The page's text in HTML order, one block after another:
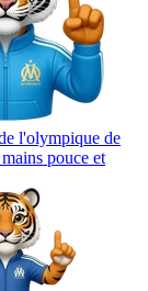
l'olympique de
pouce et